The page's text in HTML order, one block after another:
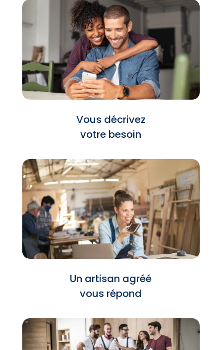
Vous décrivez
votre besoin
Un artisan agréé
vous répond